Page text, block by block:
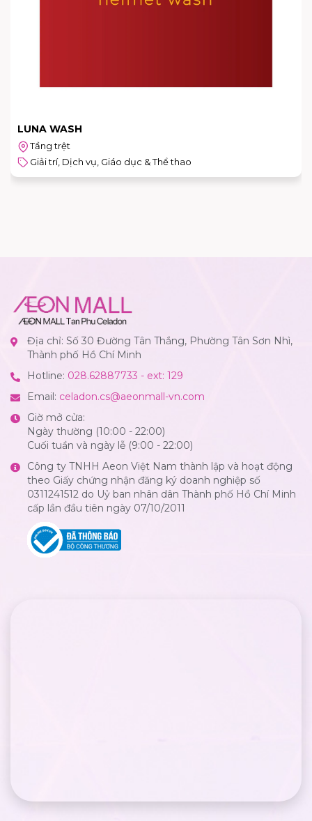
LUNA WASH
Tầng trệt
Giải trí, Dịch vụ, Giáo dục & Thể thao
Địa chỉ: Số 30 Đường Tân Thắng, Phường Tân Sơn Nhì,
Thành phố Hồ Chí Minh
Hotline: 028.62887733 - ext: 129
Email: celadon.cs@aeonmall-vn.com
Giờ mở cửa:
Ngày thường (10:00 - 22:00)
Cuối tuần và ngày lễ (9:00 - 22:00)
Công ty TNHH Aeon Việt Nam thành lập và hoạt động
theo Giấy chứng nhận đăng ký doanh nghiệp số
0311241512 do Uỷ ban nhân dân Thành phố Hồ Chí Minh
cấp lần đầu tiên ngày 07/10/2011